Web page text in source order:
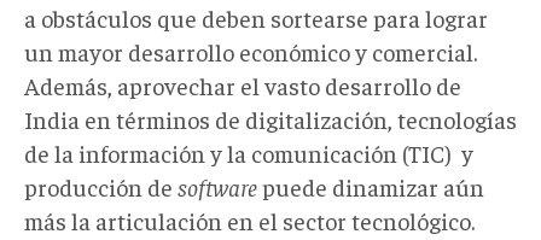
a obstáculos que deben sortearse para lograr
un mayor desarrollo económico y comercial.
Además, aprovechar el vasto desarrollo de
India en términos de digitalización, tecnologías
de la información y la comunicación (TIC) y
producción de softwarepuede dinamizar aún
más la articulación en el sector tecnológico.